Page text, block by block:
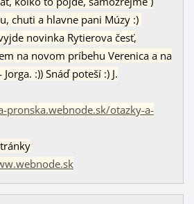
chuti a hlavne pani Múzy :)
novinka Rytierova česť,
na novom príbehu Verenica a na
:)) Snáď poteší :) J.
pronska.webnode.sk/otazky-a-